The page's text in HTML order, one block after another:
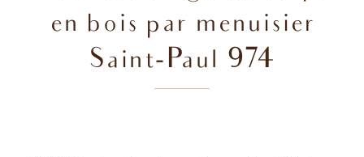
en bois par menuisier
Saint-Paul 974